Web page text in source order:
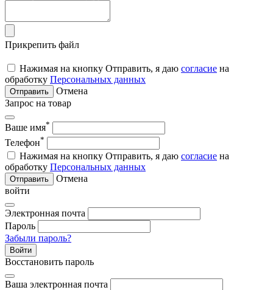
Прикрепить файл
Нажимая на кнопку Отправить, я даю согласие на
обработку Персональных данных
Отправить
Отмена
Запрос на товар
Ваше имя*
Телефон*
Нажимая на кнопку Отправить, я даю согласие на
обработку Персональных данных
Отправить
Отмена
войти
Электронная почта
Пароль
Забыли пароль?
Войти
Восстановить пароль
Ваша электронная почта